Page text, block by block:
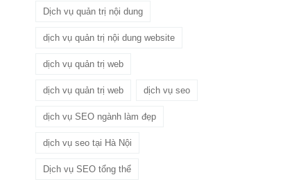
Dịch vụ quản trị nội dung
dịch vụ quản trị nội dung website
dịch vụ quản trị web
dịch vụ quản trị web dịch vụ seo
dịch vụ SEO ngành làm đẹp
dịch vụ seo tại Hà Nội
Dịch vụ SEO tổng thể